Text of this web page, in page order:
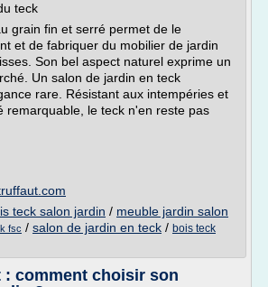
teck
grain fin et serré permet de le
et de fabriquer du mobilier de jardin
Son bel aspect naturel exprime un
Un salon de jardin en teck
rare. Résistant aux intempéries et
remarquable, le teck n'en reste pas
teck salon jardin / meuble jardin salon
fsc / salon de jardin en teck / bois teck
: comment choisir son